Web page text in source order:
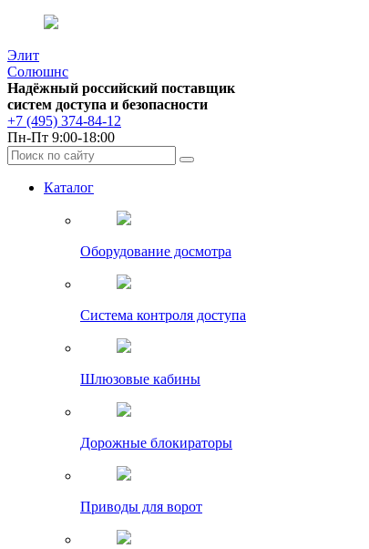
Элит
Солюшнс
Надёжный российский поставщик
систем доступа и безопасности
+7 (495) 374-84-12
Пн-Пт 9:00-18:00
Каталог
Оборудование досмотра
Система контроля доступа
Шлюзовые кабины
Дорожные блокираторы
Приводы для ворот